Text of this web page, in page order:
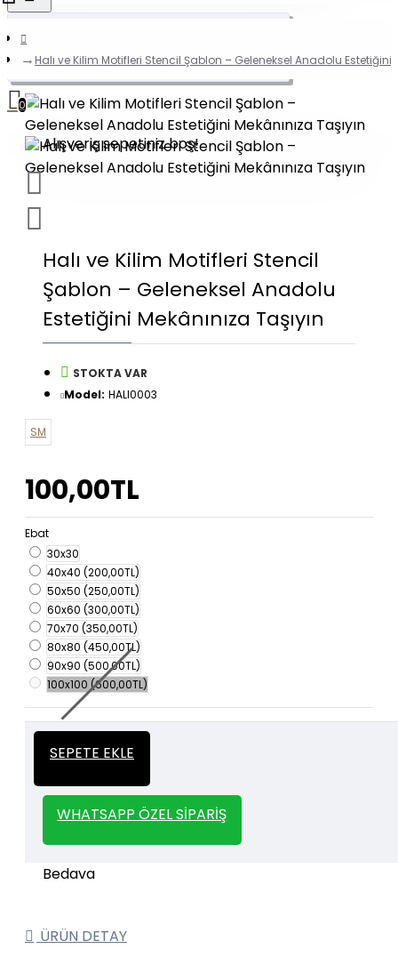
0
Alışveriş sepetiniz boş!
Halı ve Kilim Motifleri Stencil Şablon – Geleneksel Anadolu Estetiğini
Halı ve Kilim Motifleri Stencil
Şablon – Geleneksel Anadolu
Estetiğini Mekânınıza Taşıyın
STOKTA VAR
Model: HALI0003
SM
100,00TL
Ebat
30x30
40x40 (200,00TL)
50x50 (250,00TL)
60x60 (300,00TL)
70x70 (350,00TL)
80x80 (450,00TL)
90x90 (500,00TL)
100x100 (600,00TL)
SEPETE EKLE
WHATSAPP ÖZEL SIPARIŞ
Kalın
İtalyan Sıva ve Dekorasyon amaçlı
kullanılan kalın stencil siparişleriniz için
geçebilirsiniz.
ÜRÜN DETAY